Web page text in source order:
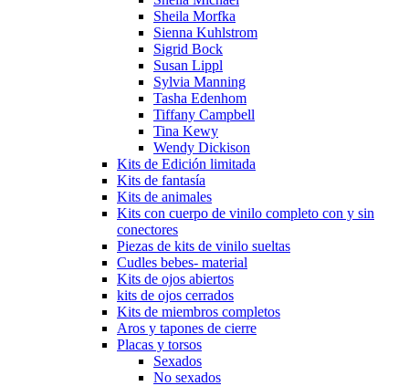
Sheila Morfka
Sienna Kuhlstrom
Sigrid Bock
Susan Lippl
Sylvia Manning
Tasha Edenhom
Tiffany Campbell
Tina Kewy
Wendy Dickison
Kits de Edición limitada
Kits de fantasía
Kits de animales
Kits con cuerpo de vinilo completo con y sin
conectores
Piezas de kits de vinilo sueltas
Cudles bebes- material
Kits de ojos abiertos
kits de ojos cerrados
Kits de miembros completos
Aros y tapones de cierre
Placas y torsos
Sexados
No sexados